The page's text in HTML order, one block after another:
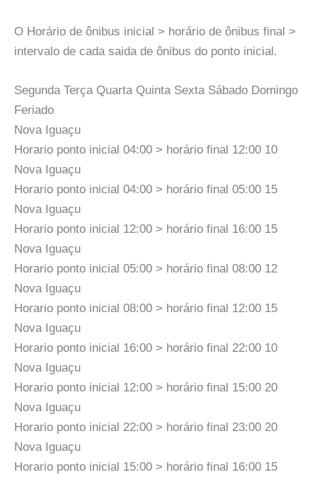
O Horário de ônibus inicial > horário de ônibus final >
intervalo de cada saida de ônibus do ponto inicial.
Segunda Terça Quarta Quinta Sexta Sábado Domingo
Feriado
Nova Iguaçu
Horario ponto inicial 04:00 > horário final 12:00 10
Nova Iguaçu
Horario ponto inicial 04:00 > horário final 05:00 15
Nova Iguaçu
Horario ponto inicial 12:00 > horário final 16:00 15
Nova Iguaçu
Horario ponto inicial 05:00 > horário final 08:00 12
Nova Iguaçu
Horario ponto inicial 08:00 > horário final 12:00 15
Nova Iguaçu
Horario ponto inicial 16:00 > horário final 22:00 10
Nova Iguaçu
Horario ponto inicial 12:00 > horário final 15:00 20
Nova Iguaçu
Horario ponto inicial 22:00 > horário final 23:00 20
Nova Iguaçu
Horario ponto inicial 15:00 > horário final 16:00 15